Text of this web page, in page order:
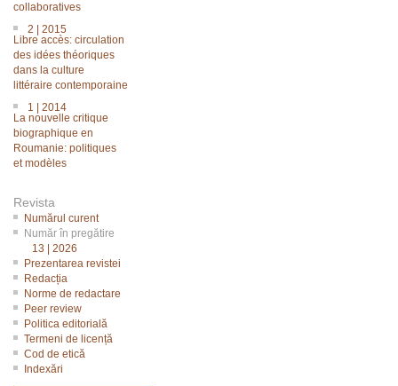
collaboratives
2 | 2015
Libre accès: circulation
des idées théoriques
dans la culture
littéraire contemporaine
1 | 2014
La nouvelle critique
biographique en
Roumanie: politiques
et modèles
Revista
Numărul curent
Număr în pregătire
13 | 2026
Prezentarea revistei
Redacția
Norme de redactare
Peer review
Politica editorială
Termeni de licență
Cod de etică
Indexări